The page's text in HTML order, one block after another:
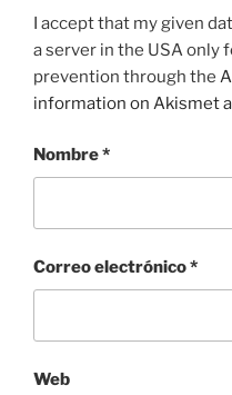
I accept that my given
a server in the USA only
prevention through the
information on Akismet
Nombre*
Correo electrónico*
Web